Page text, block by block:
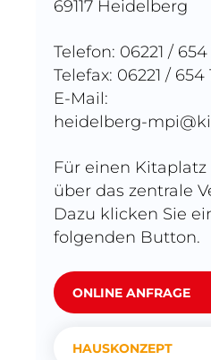
69117 Heidelberg
Telefon: 06221 / 654
Telefax: 06221 / 654
E-Mail:
heidelberg-
Für einen
über das zentrale
Dazu klicken Sie
folgenden Button.
ONLINE ANFRAGE
HAUSKONZEPT